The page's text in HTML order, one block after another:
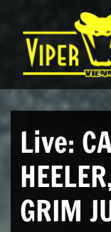
Live:
GRIM